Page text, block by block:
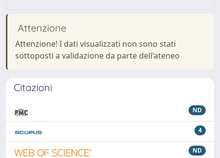
Attenzione
Attenzione! I dati visualizzati non sono stati
sottoposti a validazione da parte dell'ateneo
Citazioni
ND
4
ND